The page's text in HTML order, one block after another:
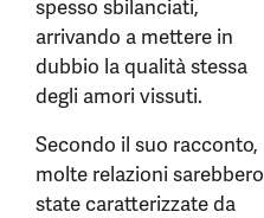
spesso sbilanciati,
arrivando a mettere in
dubbio la qualità stessa
degli amori vissuti.
Secondo il suo racconto,
molte relazioni sarebbero
state caratterizzate da